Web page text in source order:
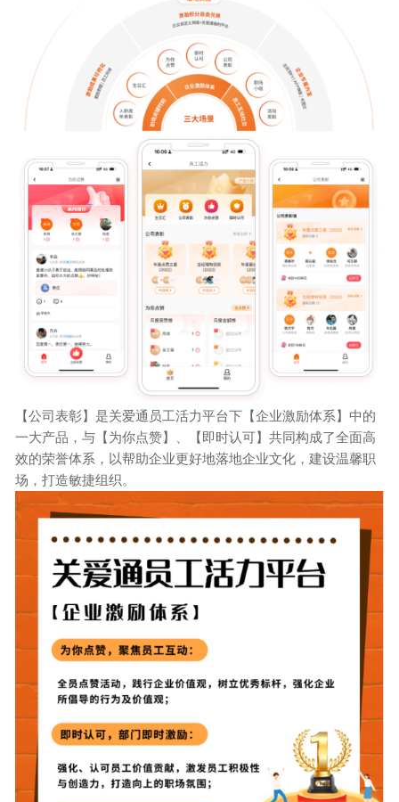
【公司表彰】是关爱通员工活力平台下【企业激励体系】中的
一大产品，与【为你点赞】、【即时认可】共同构成了全面高
效的荣誉体系，以帮助企业更好地落地企业文化，建设温馨职
场，打造敏捷组织。